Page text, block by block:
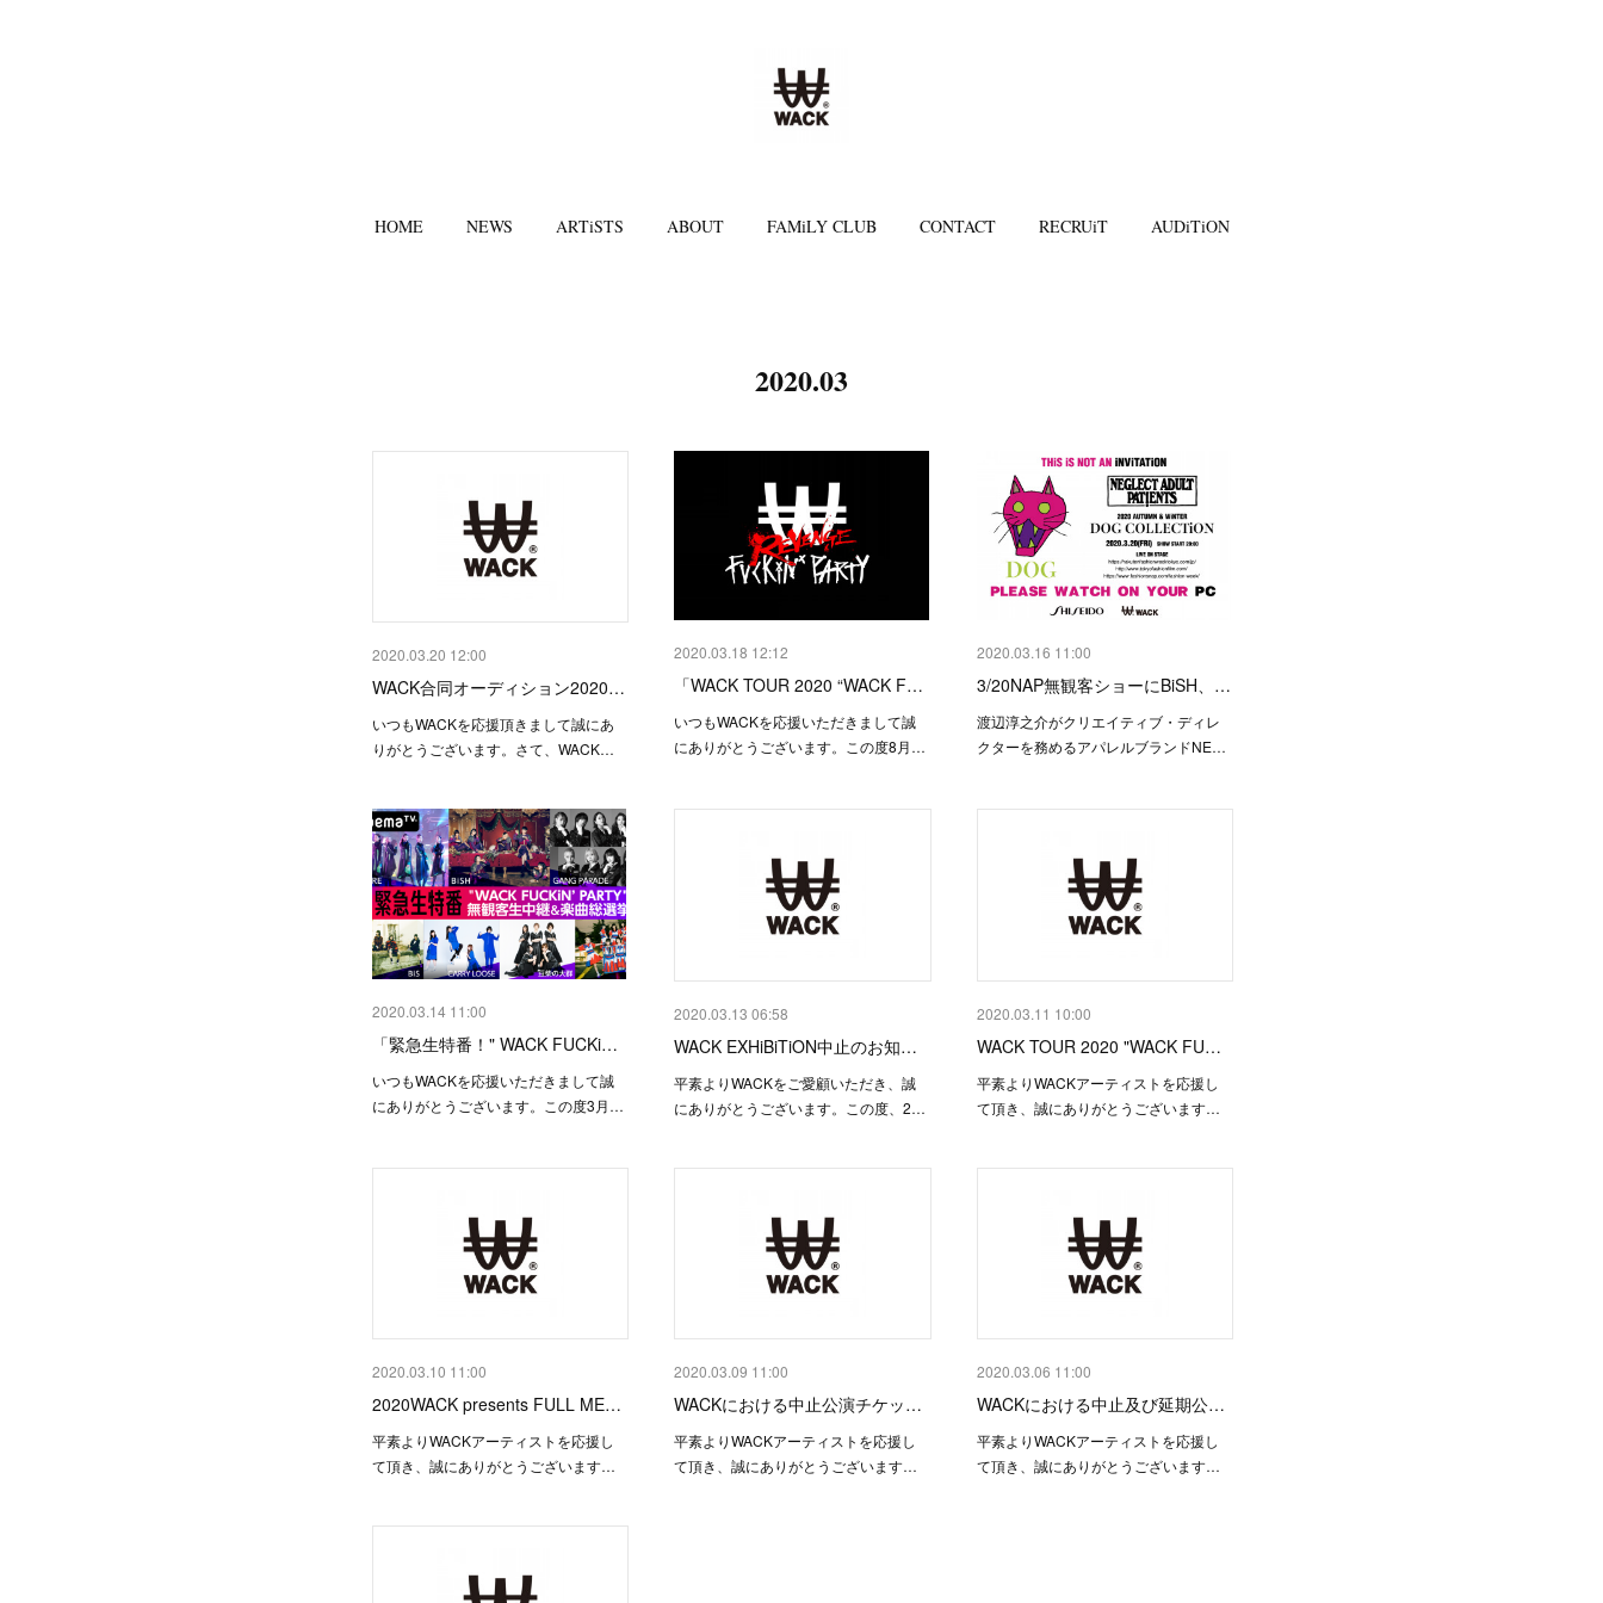
HOME NEWS ARTiSTS ABOUT FAMiLY CLUB CONTACT RECRUiT AUDiTiON
2020.03
2020.03.20 12:00
WACK合同オーディション2020…
いつもWACKを応援頂きまして誠にあ
りがとうございます。さて、WACK…
2020.03.18 12:12
「WACK TOUR 2020 “WACK F…
いつもWACKを応援いただきまして誠
にありがとうございます。この度8月…
2020.03.16 11:00
3/20NAP無観客ショーにBiSH、…
渡辺淳之介がクリエイティブ・ディレ
クターを務めるアパレルブランドNE…
2020.03.14 11:00
「緊急生特番！" WACK FUCKi…
いつもWACKを応援いただきまして誠
にありがとうございます。この度3月…
2020.03.13 06:58
WACK EXHiBiTiON中止のお知…
平素よりWACKをご愛顧いただき、誠
にありがとうございます。この度、2…
2020.03.11 10:00
WACK TOUR 2020 "WACK FU…
平素よりWACKアーティストを応援し
て頂き、誠にありがとうございます…
2020.03.10 11:00
2020WACK presents FULL ME…
平素よりWACKアーティストを応援し
て頂き、誠にありがとうございます…
2020.03.09 11:00
WACKにおける中止公演チケッ…
平素よりWACKアーティストを応援し
て頂き、誠にありがとうございます…
2020.03.06 11:00
WACKにおける中止及び延期公…
平素よりWACKアーティストを応援し
て頂き、誠にありがとうございます…